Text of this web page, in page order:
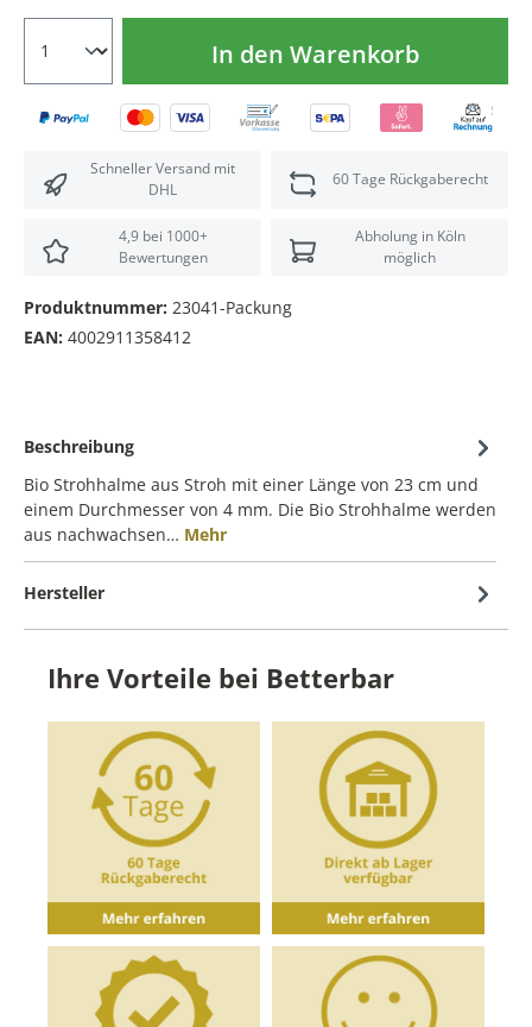
In den Warenkorb
Schneller Versand mit
DHL
60 Tage Rückgaberecht
4,9 bei 1000+
Bewertungen
Abholung in Köln
möglich
Produktnummer: 23041-Packung
EAN: 4002911358412
Beschreibung
Bio Strohhalme aus Stroh mit einer Länge von 23 cm und
einem Durchmesser von 4 mm. Die Bio Strohhalme werden
aus nachwachsen… Mehr
Hersteller
Ihre Vorteile bei Betterbar